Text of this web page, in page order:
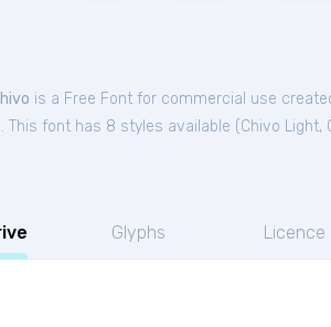
is a Free Font for commercial use
This font has 8 styles available (Chivo Light,
Glyphs Licence